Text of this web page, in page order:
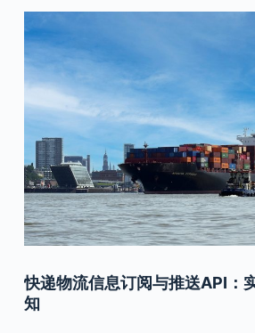
快递物流信息订阅与推送API：
知